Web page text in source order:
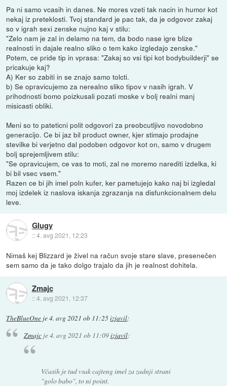
Pa ni samo vcasih in danes. Ne mores vzeti tak nacin in humor kot
nekaj iz preteklosti. Tvoj standard je pac tak, da je odgovor zakaj
so v igrah sexi zenske nujno kaj v stilu:
"Zelo nam je zal in delamo na tem, da bodo nase igre blize
realnosti in dajale realno sliko o tem kako izgledajo zenske."
Potem, ce pride tip in vprasa: "Zakaj so vsi tipi kot bodybuilderji" se
pricakuje kaj?
A) Ker so zabiti in se znajo samo tolcti.
b) Se opravicujemo za nerealno sliko tipov v nasih igrah. V
prihodnosti bomo poizkusali pozati moske v bolj realni manj
misicasti obliki.
Meni so to pateticni polit odgovori za preobcutljivo novodobno
generacijo. Ce bi jaz bil product owner, kjer stimajo prodajne
stevilke bi verjetno dal podoben odgovor kot on, samo v drugem
bolj sprejemljivem stilu:
"Se opravicujem, ce vas to moti, zal ne moremo narediti izdelka, ki
bi bil vsec vsem."
Razen ce bi jih imel poln kufer, ker pametujejo kako naj bi izgledal
moj izdelek iz naslova iskanja zgrazanja na disfunkcionalnem delu
leve.
Glugy
::4. avg 2021, 12:23
Nimaš kej Blizzard je živel na račun svoje stare slave, presenečen
sem samo da je tako dolgo trajalo da jih je realnost dohitela.
Zmajc
::4. avg 2021, 12:37
TheBlueOne je4. avg 2021 ob 11:25izjavil:
Zmajcje4. avg 2021 ob 11:09izjavil:
Včasih je tud vsak cajteng imel za zadnji strani
"golo babo", to ni point.